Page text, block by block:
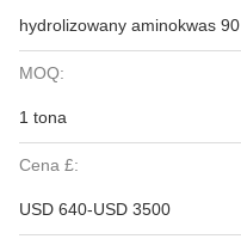
hydrolizowany aminokwas 90
MOQ:
1 tona
Cena £:
USD 640-USD 3500